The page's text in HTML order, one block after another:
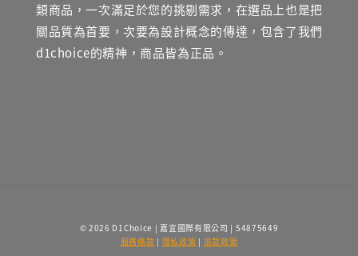
類商品，一次滿足於您的挑剔需求，在選品上也是把
關品質為首要，次要為設計概念的傳達，包含了我們
d1choice的精神，商品皆為正品。
© 2026 D1Choice | 嘉宜國際有限公司 | 54875649
服務條款 | 隱私政策 | 退款政策